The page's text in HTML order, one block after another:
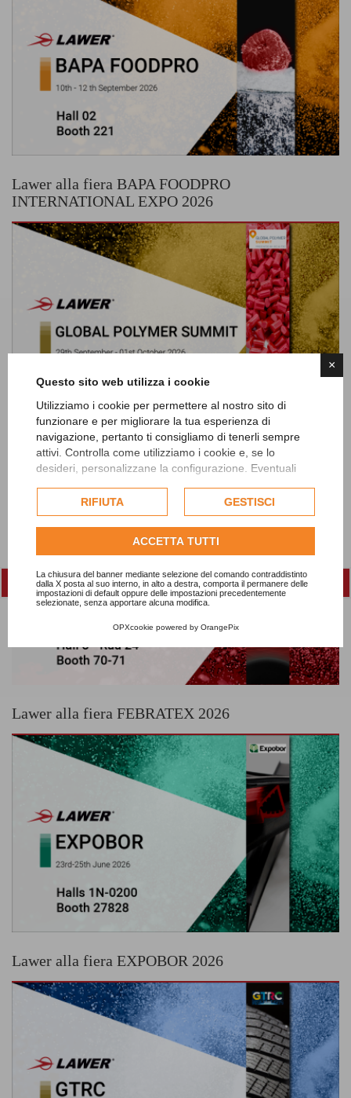
×
Questo sito web utilizza i cookie
Utilizziamo i cookie per permettere al nostro sito di
funzionare e per migliorare la tua esperienza di
navigazione, pertanto ti consigliamo di tenerli sempre
attivi. Controlla come utilizziamo i cookie e, se lo
desideri, personalizzane la configurazione. Eventuali
esclusivamente previa acquisizione del consenso
dell'utente.
Consulta l'informativa cookie completa.
RIFIUTA GESTISCI
ACCETTA TUTTI
La chiusura del banner mediante selezione del comando contraddistinto
dalla X posta al suo interno, in alto a destra, comporta il permanere delle
impostazioni di default oppure delle impostazioni precedentemente
selezionate, senza apportare alcuna modifica.
OPXcookie powered by OrangePix
Lawer alla fiera BAPA FOODPRO
INTERNATIONAL EXPO 2026
Lawer alla fiera GLOBAL POLYMER SUMMIT
2026
Lawer alla fiera FEBRATEX 2026
Lawer alla fiera EXPOBOR 2026